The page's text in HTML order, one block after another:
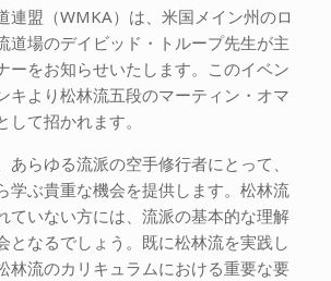
連盟（WMKA）は、米国メイン州のロ
道場のデイビッド・トループ先生が主
ーをお知らせいたします。このイベン
キより松林流五段のマーティン・オマ
して招かれます。
あらゆる流派の空手修行者にとって、
学ぶ貴重な機会を提供します。松林流
ていない方には、流派の基本的な理解
となるでしょう。既に松林流を実践し
林流のカリキュラムにおける重要な要